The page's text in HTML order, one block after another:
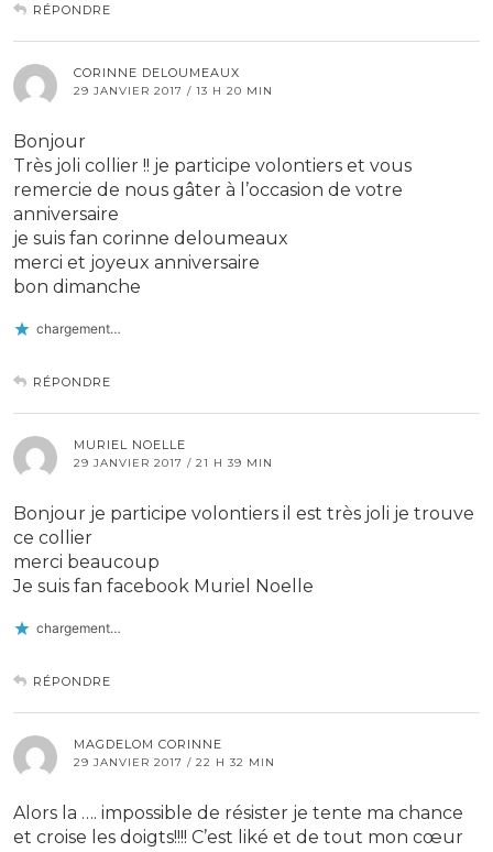
RÉPONDRE
CORINNE DELOUMEAUX
29 JANVIER 2017 / 13 H 20 MIN
Bonjour
Très joli collier !! je participe volontiers et vous
remercie de nous gâter à l’occasion de votre
anniversaire
je suis fan corinne deloumeaux
merci et joyeux anniversaire
bon dimanche
chargement…
RÉPONDRE
MURIEL NOELLE
29 JANVIER 2017 / 21 H 39 MIN
Bonjour je participe volontiers il est très joli je trouve
ce collier
merci beaucoup
Je suis fan facebook Muriel Noelle
chargement…
RÉPONDRE
MAGDELOM CORINNE
29 JANVIER 2017 / 22 H 32 MIN
Alors la …. impossible de résister je tente ma chance
et croise les doigts!!!! C’est liké et de tout mon cœur